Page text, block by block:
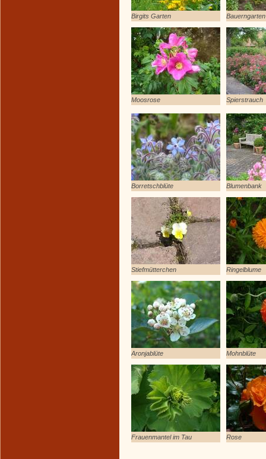
Birgits Garten Bauerngarten
Moosrose Spierstrauch
Borretschblüte Blumenbank
Stiefmütterchen Ringelblume
Aronjablüte Mohnblüte
Frauenmantel im Tau Rose